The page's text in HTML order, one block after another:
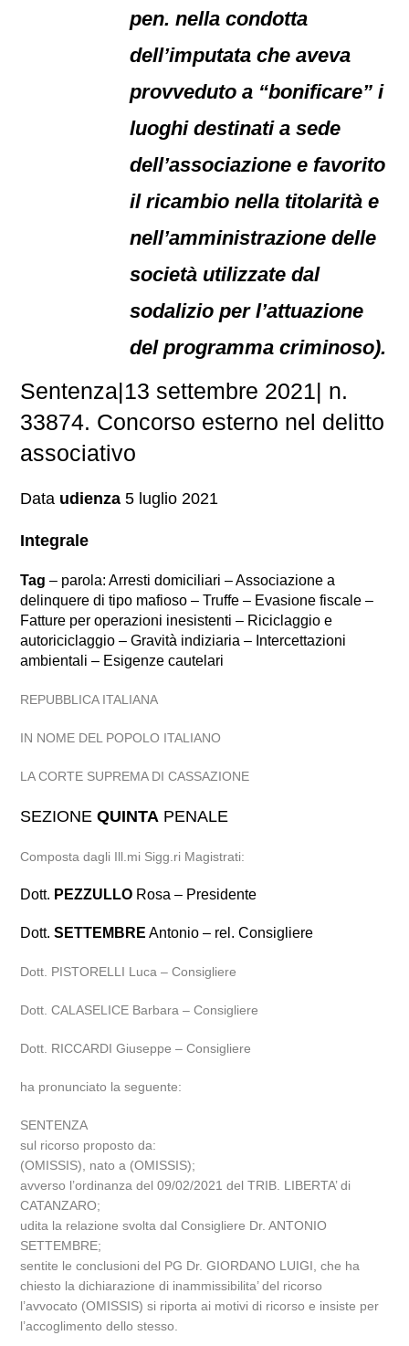
pen. nella condotta
dell’imputata che aveva
provveduto a “bonificare” i
luoghi destinati a sede
dell’associazione e favorito
il ricambio nella titolarità e
nell’amministrazione delle
società utilizzate dal
sodalizio per l’attuazione
del programma criminoso).
Sentenza|13 settembre 2021| n.
33874. Concorso esterno nel delitto
associativo
Data udienza 5 luglio 2021
Integrale
Tag – parola: Arresti domiciliari – Associazione a
delinquere di tipo mafioso – Truffe – Evasione fiscale –
Fatture per operazioni inesistenti – Riciclaggio e
autoriciclaggio – Gravità indiziaria – Intercettazioni
ambientali – Esigenze cautelari
REPUBBLICA ITALIANA
IN NOME DEL POPOLO ITALIANO
LA CORTE SUPREMA DI CASSAZIONE
SEZIONEQUINTA PENALE
Composta dagli Ill.mi Sigg.ri Magistrati:
Dott. PEZZULLO Rosa – Presidente
Dott.SETTEMBRE Antonio – rel. Consigliere
Dott. PISTORELLI Luca – Consigliere
Dott. CALASELICE Barbara – Consigliere
Dott. RICCARDI Giuseppe – Consigliere
ha pronunciato la seguente:
SENTENZA
sul ricorso proposto da:
(OMISSIS), nato a (OMISSIS);
avverso l’ordinanza del 09/02/2021 del TRIB. LIBERTA’ di
CATANZARO;
udita la relazione svolta dal Consigliere Dr. ANTONIO
SETTEMBRE;
sentite le conclusioni del PG Dr. GIORDANO LUIGI, che ha
chiesto la dichiarazione di inammissibilita’ del ricorso
l’avvocato (OMISSIS) si riporta ai motivi di ricorso e insiste per
l’accoglimento dello stesso.